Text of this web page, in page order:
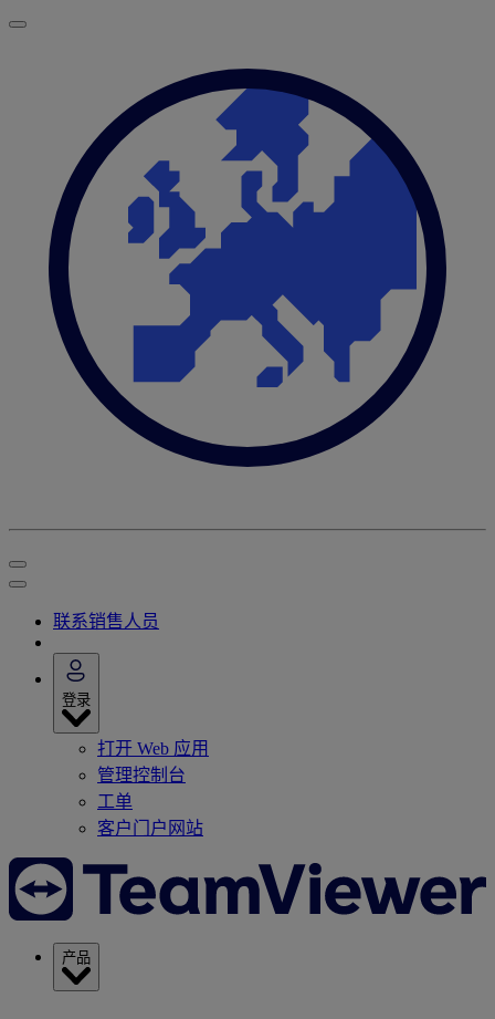
联系销售人员
登录
打开 Web 应用
管理控制台
工单
客户门户网站
产品